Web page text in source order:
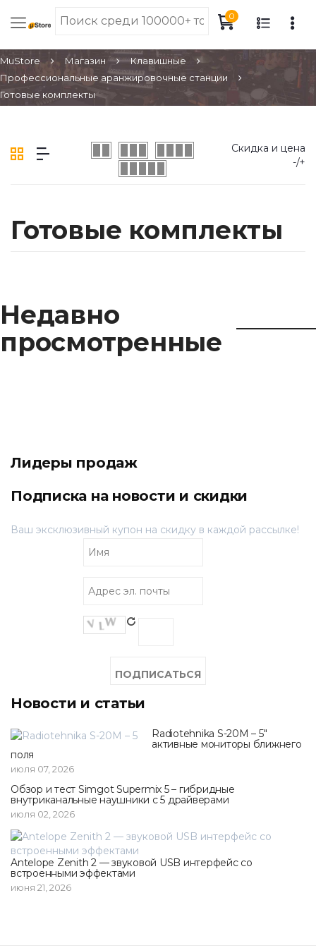
0
MuStore Магазин
Клавишные
Профессиональные аранжировочные станции
Готовые комплекты
Скидка и цена
-/+
Готовые комплекты
Недавно
просмотренные
Лидеры продаж
Подписка на новости и скидки
Ваш эксклюзивный купон на скидку в каждой рассылке!
Новости и статьи
Radiotehnika S-20M – 5"
активные мониторы ближнего
поля
июля 07, 2026
Обзор и тест Simgot Supermix 5 – гибридные
внутриканальные наушники с 5 драйверами
июля 02, 2026
Antelope Zenith 2 — звуковой USB интерфейс со
встроенными эффектами
июня 21, 2026